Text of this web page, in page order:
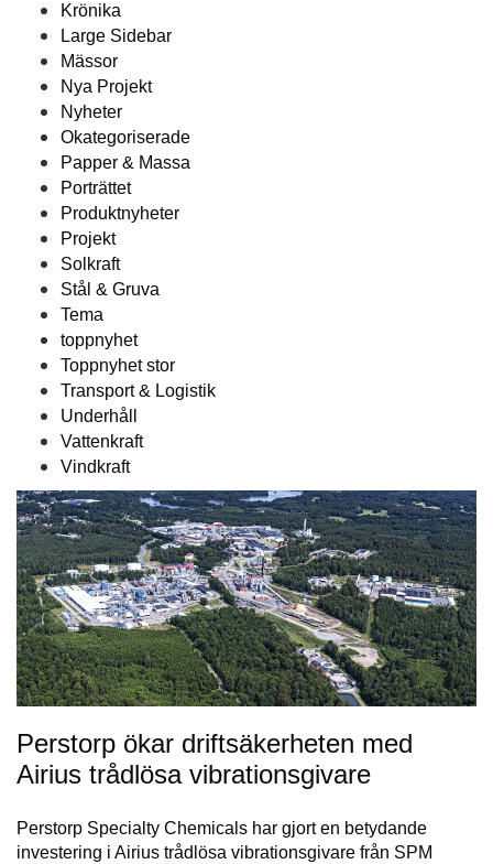
Krönika
Large Sidebar
Mässor
Nya Projekt
Nyheter
Okategoriserade
Papper & Massa
Porträttet
Produktnyheter
Projekt
Solkraft
Stål & Gruva
Tema
toppnyhet
Toppnyhet stor
Transport & Logistik
Underhåll
Vattenkraft
Vindkraft
Perstorp ökar driftsäkerheten med
Airius trådlösa vibrationsgivare
Perstorp Specialty Chemicals har gjort en betydande
investering i Airius trådlösa vibrationsgivare från SPM